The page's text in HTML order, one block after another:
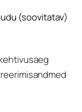
(soovitatav)